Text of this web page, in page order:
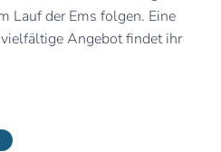
Lauf der Ems folgen. Eine
Angebot findet ihr